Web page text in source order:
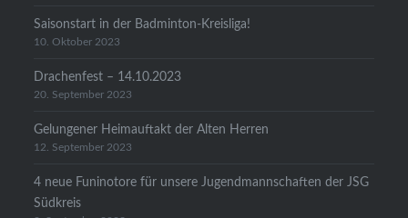
Saisonstart in der Badminton-Kreisliga!
10. Oktober 2023
Drachenfest – 14.10.2023
20. September 2023
Gelungener Heimauftakt der Alten Herren
12. September 2023
4 neue Funinotore für unsere Jugendmannschaften der JSG
Südkreis